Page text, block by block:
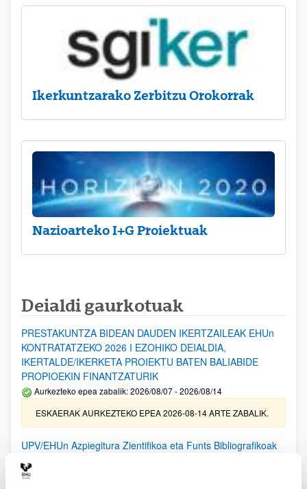
Ikerkuntzarako Zerbitzu Orokorrak
Nazioarteko I+G Proiektuak
Deialdi gaurkotuak
PRESTAKUNTZA BIDEAN DAUDEN IKERTZAILEAK EHUn
KONTRATATZEKO 2026 I EZOHIKO DEIALDIA,
IKERTALDE/IKERKETA PROIEKTU BATEN BALIABIDE
PROPIOEKIN FINANTZATURIK
Aurkezteko epea zabalik: 2026/08/07 - 2026/08/14
ESKAERAK AURKEZTEKO EPEA 2026-08-14 ARTE ZABALIK.
UPV/EHUn Azpiegitura Zientifikoa eta Funts Bibliografikoak